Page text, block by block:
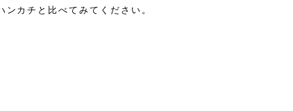
カチと比べてみてください。